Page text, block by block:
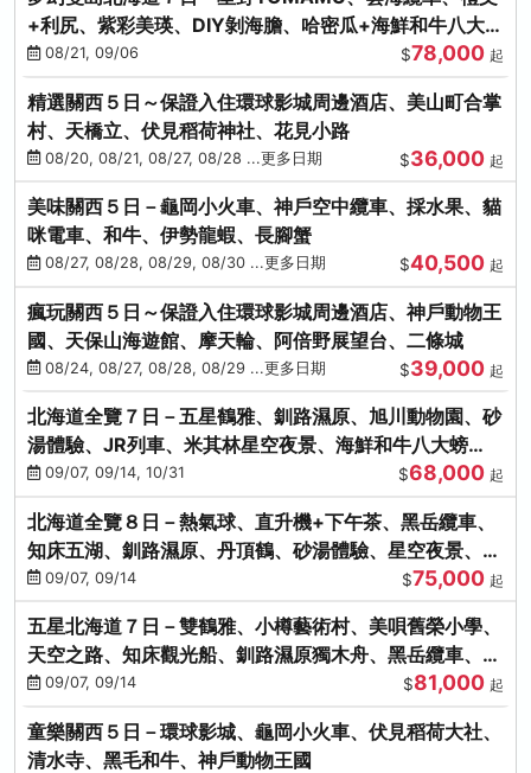
+利尻、紫彩美瑛、DIY剝海膽、哈密瓜+海鮮和牛八大螃
蟹吃到飽
08/21, 09/06 $78,000 起
精選關西５日～保證入住環球影城周邊酒店、美山町合掌
村、天橋立、伏見稻荷神社、花見小路
08/20, 08/21, 08/27, 08/28 ...更多日期 $36,000 起
美味關西５日－龜岡小火車、神戶空中纜車、採水果、貓
咪電車、和牛、伊勢龍蝦、長腳蟹
08/27, 08/28, 08/29, 08/30 ...更多日期 $40,500 起
瘋玩關西５日～保證入住環球影城周邊酒店、神戶動物王
國、天保山海遊館、摩天輪、阿倍野展望台、二條城
08/24, 08/27, 08/28, 08/29 ...更多日期 $39,000 起
北海道全覽７日－五星鶴雅、釧路濕原、旭川動物園、砂
湯體驗、JR列車、米其林星空夜景、海鮮和牛八大螃
蟹、卡哇依熊牧場
09/07, 09/14, 10/31 $68,000 起
北海道全覽８日－熱氣球、直升機+下午茶、黑岳纜車、
知床五湖、釧路濕原、丹頂鶴、砂湯體驗、星空夜景、洞
爺花火、螃蟹懷石料理
09/07, 09/14 $75,000 起
五星北海道７日－雙鶴雅、小樽藝術村、美唄舊榮小學、
天空之路、知床觀光船、釧路濕原獨木舟、黑岳纜車、流
冰硝子館DIY玻璃杯
09/07, 09/14 $81,000 起
童樂關西５日－環球影城、龜岡小火車、伏見稻荷大社、
清水寺、黑毛和牛、神戶動物王國